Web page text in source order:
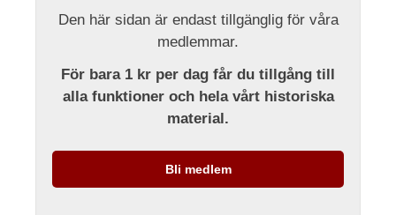
Den här sidan är endast tillgänglig för våra
medlemmar.
För bara 1 kr per dag får du tillgång till
alla funktioner och hela vårt historiska
material.
Bli medlem